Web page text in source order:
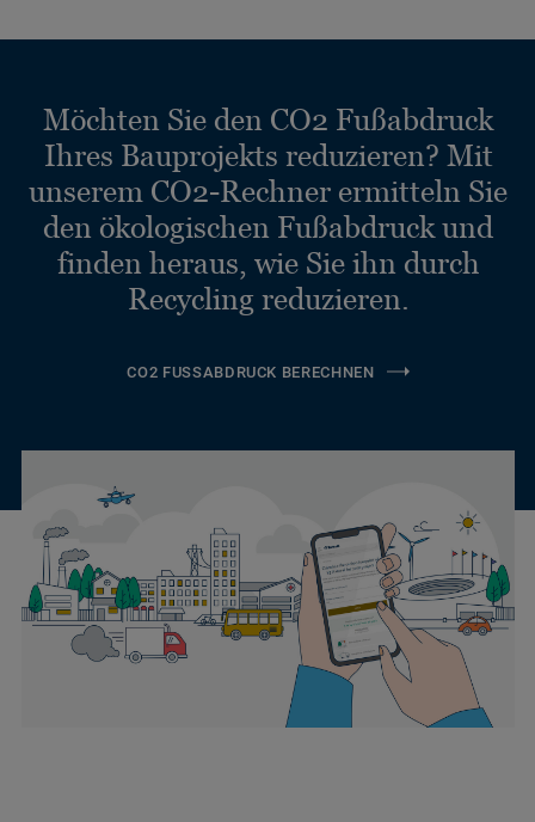
Möchten Sie den CO2 Fußabdruck
Ihres Bauprojekts reduzieren? Mit
unserem CO2-Rechner ermitteln Sie
den ökologischen Fußabdruck und
finden heraus, wie Sie ihn durch
Recycling reduzieren.
CO2 FUSSABDRUCK BERECHNEN